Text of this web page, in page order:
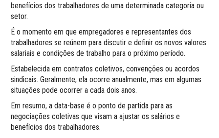
benefícios dos trabalhadores de uma determinada categoria ou
setor.
É o momento em que empregadores e representantes dos
trabalhadores se reúnem para discutir e definir os novos valores
salariais e condições de trabalho para o próximo período.
Estabelecida em contratos coletivos, convenções ou acordos
sindicais. Geralmente, ela ocorre anualmente, mas em algumas
situações pode ocorrer a cada dois anos.
Em resumo, a data-base é o ponto de partida para as
negociações coletivas que visam a ajustar os salários e
benefícios dos trabalhadores.